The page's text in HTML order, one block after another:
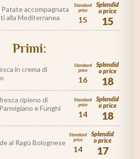
accompagnata
alla Mediterranea
Standard
price
15
Splendid
o price
15
Primi:
in crema di
Standard
price
16
Splendid
o price
18
ripieno di
e Funghi
Standard
price
14
Splendid
o price
18
al Ragù Bolognese
Standard
price
14
Splendid
o price
17